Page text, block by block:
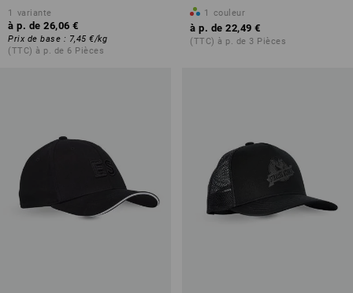
1 variante
à p. de 26,06 €
Prix de base : 7,45 €/kg
(TTC) à p. de 6 Pièces
1 couleur
à p. de 22,49 €
(TTC) à p. de 3 Pièces